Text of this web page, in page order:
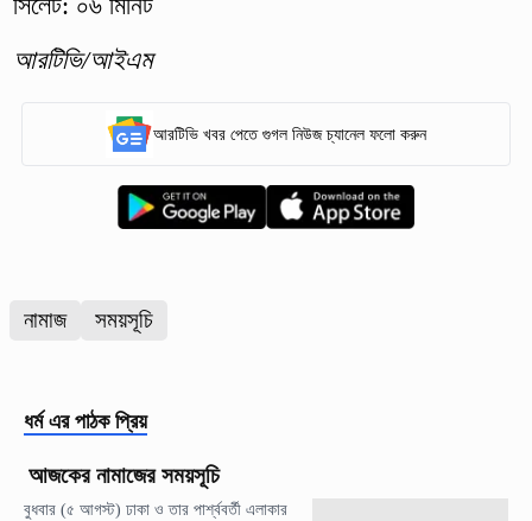
আরটিভি/আইএম
আরটিভি খবর পেতে গুগল নিউজ চ্যানেল ফলো করুন
নামাজ সময়সূচি
ধর্ম এর পাঠক প্রিয়
আজকের নামাজের সময়সূচি
বুধবার (৫ আগস্ট) ঢাকা ও তার পার্শ্ববর্তী এলাকার